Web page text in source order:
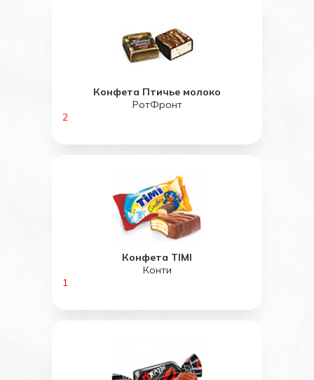
Конфета Птичье молоко
РотФронт
2
Конфета TIMI
Конти
1